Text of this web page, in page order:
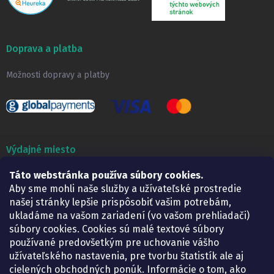
Táto webstránka používa súbory cookies.
Aby sme mohli naše služby a užívateľské prostredie
našej stránky lepšie prispôsobiť vašim potrebám,
ukladáme na vašom zariadení (vo vašom prehliadači)
súbory cookies. Cookies sú malé textové súbory
používané predovšetkým pre uchovanie vášho
užívateľského nastavenia, pre tvorbu štatistík ale aj
cielených obchodných ponúk. Informácie o tom, ako
Doprava a platba
Možnosti dopravy a platby
Výdajné miesto
Lekáreň ADONAI
Košice – Smetanova 2
Pondelok:
07.30 – 15.30 h.
Utorok:
07.30 – 16.00 h.
Streda:
07.30 – 16.00 h.
Štvrtok:
07.30 – 15.30 h.
Piatok:
07.30 – 15.30 h.
KONTAKT